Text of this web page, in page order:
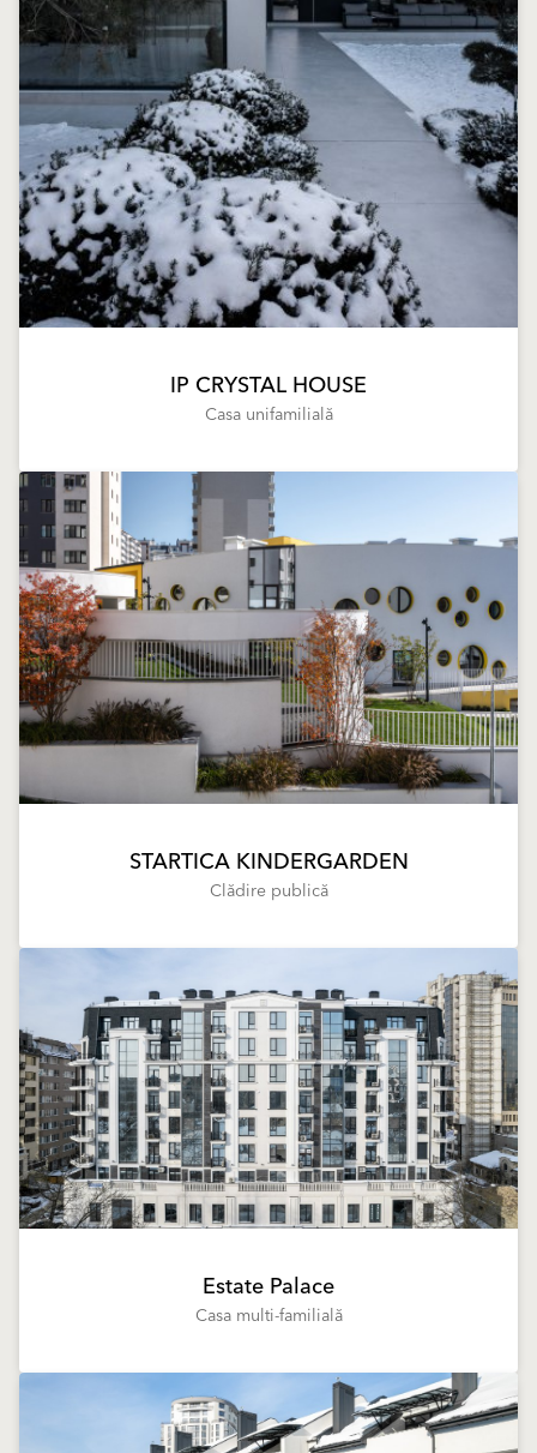
IP CRYSTAL HOUSE
Casa unifamilială
STARTICA KINDERGARDEN
Clădire publică
Estate Palace
Casa multi-familială